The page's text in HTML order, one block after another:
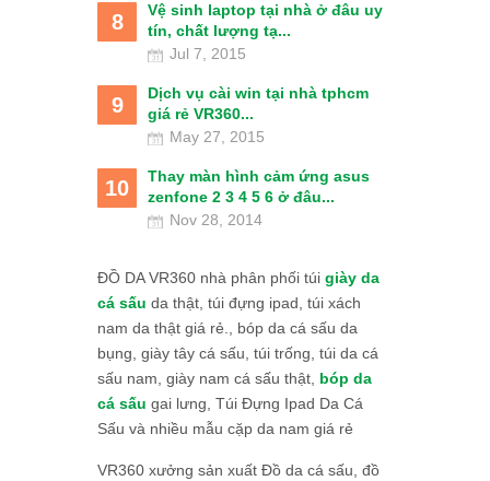
8
Vệ sinh laptop tại nhà ở đâu uy
tín, chất lượng tạ...
Jul 7, 2015
9
Dịch vụ cài win tại nhà tphcm
giá rẻ VR360...
May 27, 2015
10
Thay màn hình cảm ứng asus
zenfone 2 3 4 5 6 ở đâu...
Nov 28, 2014
ĐỒ DA VR360 nhà phân phối túi giày da
cá sấu da thật, túi đựng ipad, túi xách
nam da thật giá rẻ., bóp da cá sấu da
bụng, giày tây cá sấu, túi trống, túi da cá
sấu nam, giày nam cá sấu thật, bóp da
cá sấu gai lưng, Túi Đựng Ipad Da Cá
Sấu và nhiều mẫu cặp da nam giá rẻ
VR360 xưởng sản xuất Đồ da cá sấu, đồ